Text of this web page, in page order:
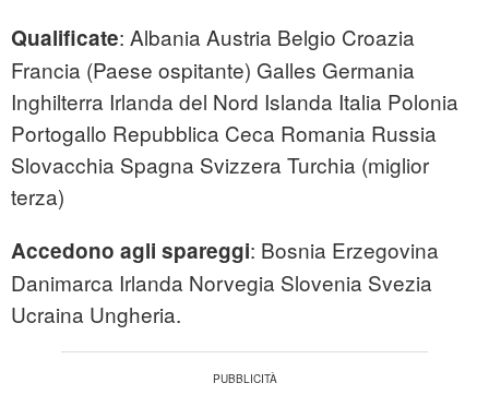
Qualificate: Albania Austria Belgio Croazia
Francia (Paese ospitante) Galles Germania
Inghilterra Irlanda del Nord Islanda Italia Polonia
Portogallo Repubblica Ceca Romania Russia
Slovacchia Spagna Svizzera Turchia (miglior
terza)
Accedono agli spareggi: Bosnia Erzegovina
Danimarca Irlanda Norvegia Slovenia Svezia
Ucraina Ungheria.